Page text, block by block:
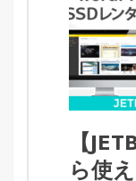
【
ら使